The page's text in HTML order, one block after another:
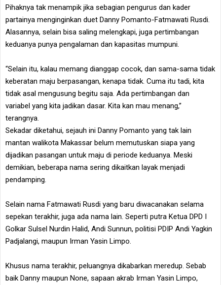
Pihaknya tak menampik jika sebagian pengurus dan kader
partainya menginginkan duet Danny Pomanto-Fatmawati Rusdi.
Alasannya, selain bisa saling melengkapi, juga pertimbangan
keduanya punya pengalaman dan kapasitas mumpuni.
“Selain itu, kalau memang dianggap cocok, dan sama-sama tidak
keberatan maju berpasangan, kenapa tidak. Cuma itu tadi, kita
tidak asal mengusung begitu saja. Ada pertimbangan dan
variabel yang kita jadikan dasar. Kita kan mau menang,”
terangnya.
Sekadar diketahui, sejauh ini Danny Pomanto yang tak lain
mantan walikota Makassar belum memutuskan siapa yang
dijadikan pasangan untuk maju di periode keduanya. Meski
demikian, beberapa nama sering dikaitkan layak menjadi
pendamping.
Selain nama Fatmawati Rusdi yang baru diwacanakan selama
sepekan terakhir, juga ada nama lain. Seperti putra Ketua DPD I
Golkar Sulsel Nurdin Halid, Andi Sunnun, politisi PDIP Andi Yagkin
Padjalangi, maupun Irman Yasin Limpo.
Khusus nama terakhir, peluangnya dikabarkan meredup. Sebab
baik Danny maupun None, sapaan akrab Irman Yasin Limpo,